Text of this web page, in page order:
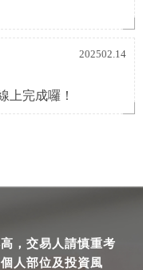
202502.14
上完成囉！
，交易人請慎重考
人部位及投資風